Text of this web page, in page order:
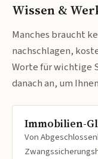
Wissen &
Manches braucht
nachschlagen,
Worte für wichtige
danach an, um
Immobilien-
Von